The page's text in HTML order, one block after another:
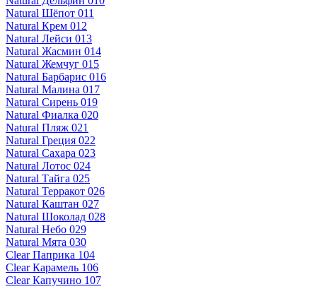
Natural Шёпот 011
Natural Крем 012
Natural Лейси 013
Natural Жасмин 014
Natural Жемчуг 015
Natural Барбарис 016
Natural Малина 017
Natural Сирень 019
Natural Фиалка 020
Natural Пляж 021
Natural Греция 022
Natural Сахара 023
Natural Лотос 024
Natural Тайга 025
Natural Терракот 026
Natural Каштан 027
Natural Шоколад 028
Natural Небо 029
Natural Мята 030
Clear Паприка 104
Clear Карамель 106
Clear Капучино 107